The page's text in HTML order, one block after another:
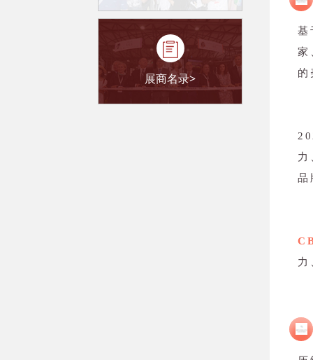
展商名录>
基
家
的
力
品
力